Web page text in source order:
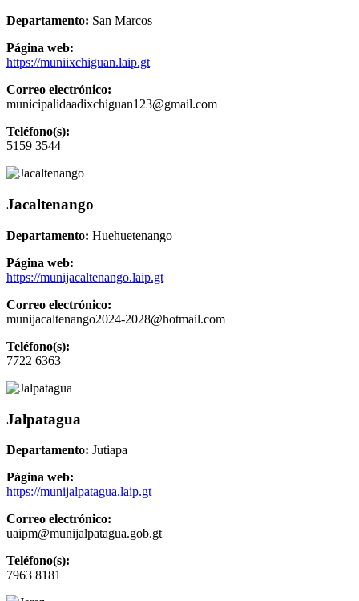
Departamento: San Marcos
Página web:
https://muniixchiguan.laip.gt
Correo electrónico:
municipalidaadixchiguan123@gmail.com
Teléfono(s):
5159 3544
Jacaltenango
Departamento: Huehuetenango
Página web:
https://munijacaltenango.laip.gt
Correo electrónico:
munijacaltenango2024-2028@hotmail.com
Teléfono(s):
7722 6363
Jalpatagua
Departamento: Jutiapa
Página web:
https://munijalpatagua.laip.gt
Correo electrónico:
uaipm@munijalpatagua.gob.gt
Teléfono(s):
7963 8181